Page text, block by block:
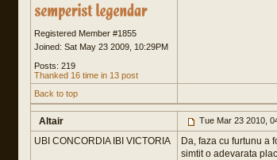
Registered Member #1855
Joined: Sat May 23 2009, 10:29PM
Posts: 219
Thanked 16 time in 13 post
Back to top
Altair Tue Mar 23 2010,
UBI CONCORDIA IBI VICTORIA
Da, faza cu furtunu a
simtit o adevarata